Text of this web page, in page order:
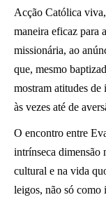
Acção Católica
maneira eficaz para
missionária, ao
que, mesmo
mostram atitudes de
às vezes até de
O encontro entre
intrínseca dimensão
cultural e na vida
leigos, não só como